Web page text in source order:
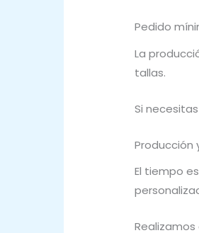
Pedido
La
tallas.
Si
Producción
El tiempo